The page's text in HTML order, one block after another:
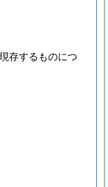
存するものにつ